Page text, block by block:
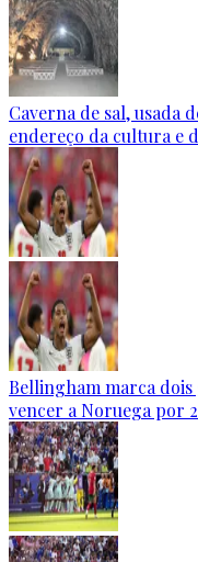
Caverna de sal, usada
endereço da cultura e
Bellingham marca
vencer a Noruega por